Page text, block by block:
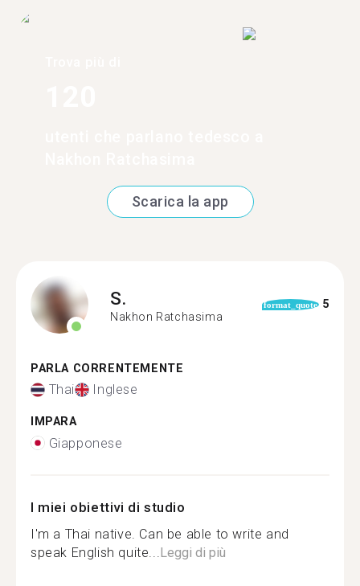
Scarica la app
S.
Nakhon Ratchasima
format_quote 5
PARLA CORRENTEMENTE
Thai Inglese
IMPARA
Giapponese
I miei obiettivi di studio
I'm a Thai native. Can be able to write and
speak English quite... Leggi di più